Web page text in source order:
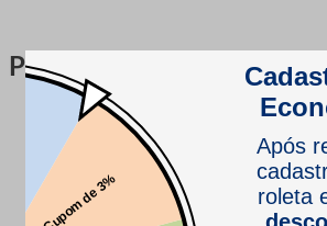
Perguntas & respostas
Este produto ainda não tem
SEJA O PRIMEIRO A